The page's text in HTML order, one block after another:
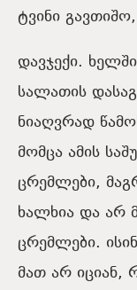
ტვინი
დავჯექი.
სალათის
ნიაღვრად
მომცა ამის
ცრემლები,
ხალხია და არ
ცრემლები.
მათ არ იციან,